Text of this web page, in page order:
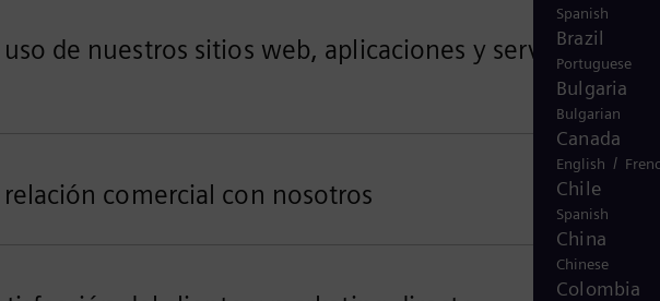
Spanish
Brazil
Portuguese
Bulgaria
Bulgarian
Canada
English /
Chile
Spanish
China
Chinese
Colombia
de nuestros sitios web, aplicaciones y servicios
comercial con nosotros